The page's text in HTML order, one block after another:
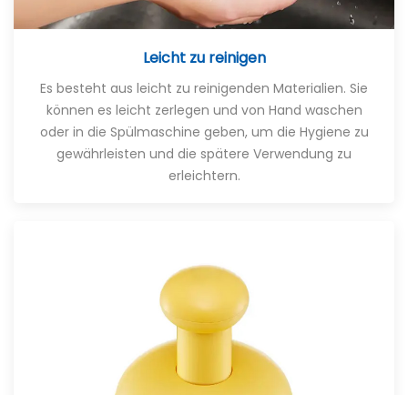
Leicht zu reinigen
Es besteht aus leicht zu reinigenden Materialien. Sie
können es leicht zerlegen und von Hand waschen
oder in die Spülmaschine geben, um die Hygiene zu
gewährleisten und die spätere Verwendung zu
erleichtern.